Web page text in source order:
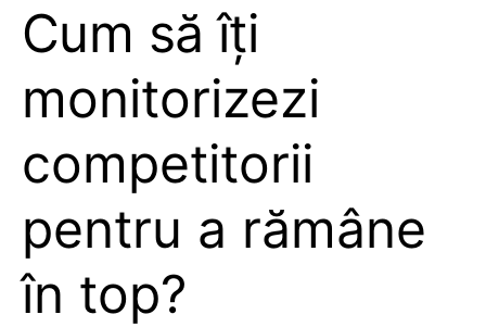
Cum să îți
monitorizezi
competitorii
pentru a rămâne
în top?